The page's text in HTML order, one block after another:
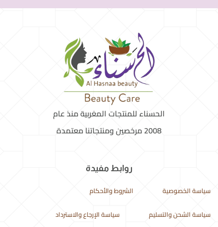
الحسناء للمنتجات المغربية منذ عام
2008 مرخصين ومنتجاتنا معتمدة
روابط مفيدة
سياسة الخصوصية الشروط والأحكام
سياسة الشحن والتسليم سياسة الإرجاع والاسترداد